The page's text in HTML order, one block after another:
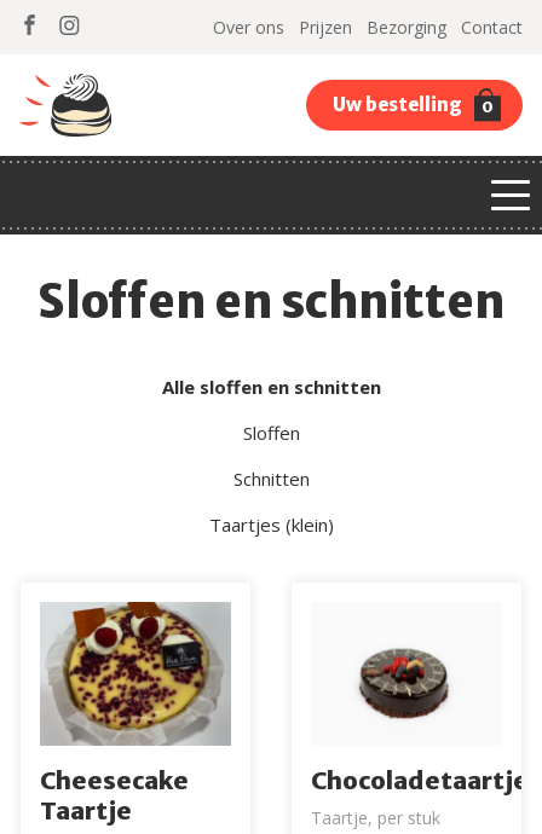
Over ons Prijzen Bezorging Contact
Uw bestelling 0
Sloffen en schnitten
Alle sloffen en schnitten
Sloffen
Schnitten
Taartjes (klein)
Cheesecake
Taartje
Chocoladetaartje
Taartje, per stuk